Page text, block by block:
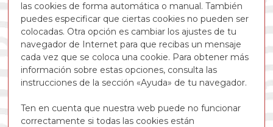
las cookies de forma automática o manual. También
puedes especificar que ciertas cookies no pueden ser
colocadas. Otra opción es cambiar los ajustes de tu
navegador de Internet para que recibas un mensaje
cada vez que se coloca una cookie. Para obtener más
información sobre estas opciones, consulta las
instrucciones de la sección «Ayuda» de tu navegador.
Ten en cuenta que nuestra web puede no funcionar
correctamente si todas las cookies están